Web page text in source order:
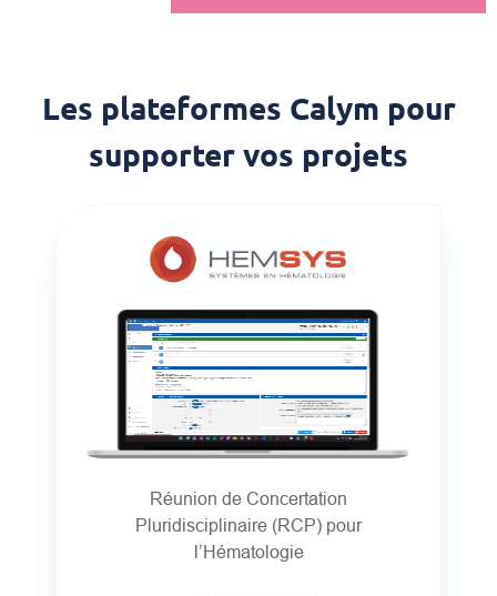
Les plateformes Calym pour
supporter vos projets
Réunion de Concertation
Pluridisciplinaire (RCP) pour
l’Hématologie